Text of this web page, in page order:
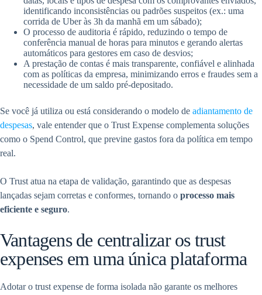
identificando inconsistências ou padrões suspeitos (ex.: uma
corrida de Uber às 3h da manhã em um sábado);
O processo de auditoria é rápido, reduzindo o tempo de
conferência manual de horas para minutos e gerando alertas
automáticos para gestores em caso de desvios;
A prestação de contas é mais transparente, confiável e alinhada
com as políticas da empresa, minimizando erros e fraudes sem a
necessidade de um saldo pré-depositado.
Se você já utiliza ou está considerando o modelo de adiantamento de
despesas, vale entender que o Trust Expense complementa soluções
como o Spend Control, que previne gastos fora da política em tempo
real.
O Trust atua na etapa de validação, garantindo que as despesas
lançadas sejam corretas e conformes, tornando o processo mais
eficiente e seguro.
Vantagens de centralizar os trust
expenses em uma única plataforma
Adotar o trust expense de forma isolada não garante os melhores